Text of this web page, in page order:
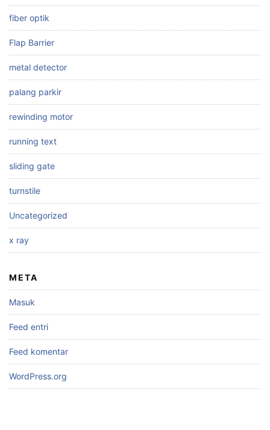
fiber optik
Flap Barrier
metal detector
palang parkir
rewinding motor
running text
sliding gate
turnstile
Uncategorized
x ray
META
Masuk
Feed entri
Feed komentar
WordPress.org